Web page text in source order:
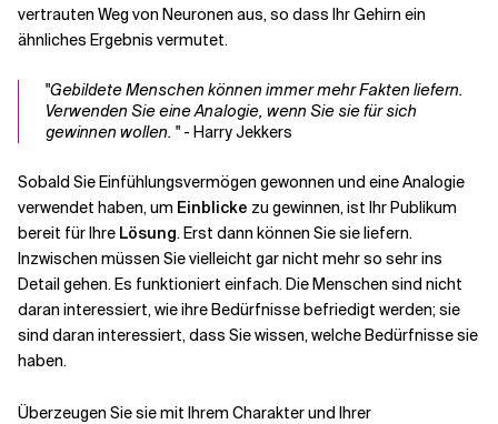
vertrauten Weg von Neuronen aus, so dass Ihr Gehirn ein
ähnliches Ergebnis vermutet.
"Gebildete Menschen können immer mehr Fakten liefern.
Verwenden Sie eine Analogie, wenn Sie sie für sich
gewinnen wollen. " - Harry Jekkers
Sobald Sie Einfühlungsvermögen gewonnen und eine Analogie
verwendet haben, um Einblicke zu gewinnen, ist Ihr Publikum
bereit für Ihre Lösung. Erst dann können Sie sie liefern.
Inzwischen müssen Sie vielleicht gar nicht mehr so sehr ins
Detail gehen. Es funktioniert einfach. Die Menschen sind nicht
daran interessiert, wie ihre Bedürfnisse befriedigt werden; sie
sind daran interessiert, dass Sie wissen, welche Bedürfnisse sie
haben.
Überzeugen Sie sie mit Ihrem Charakter und Ihrer